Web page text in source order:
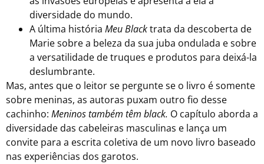
diversidade do mundo.
A última história Meu Blacktrata da descoberta de
Marie sobre a beleza da sua juba ondulada e sobre
a versatilidade de truques e produtos para deixá-la
deslumbrante.
Mas, antes que o leitor se pergunte se o livro é somente
sobre meninas, as autoras puxam outro fio desse
cachinho: Meninos também têm black. O capítulo aborda a
diversidade das cabeleiras masculinas e lança um
convite para a escrita coletiva de um novo livro baseado
nas experiências dos garotos.